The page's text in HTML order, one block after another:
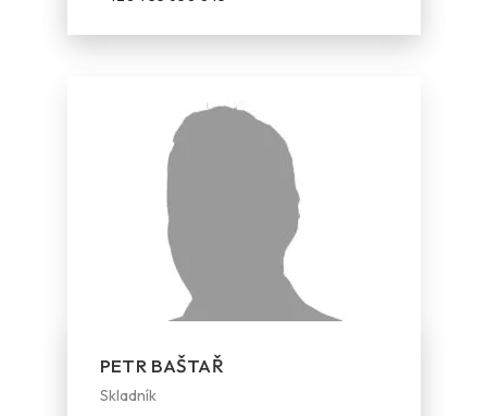
PETR BAŠTAŘ
Skladník